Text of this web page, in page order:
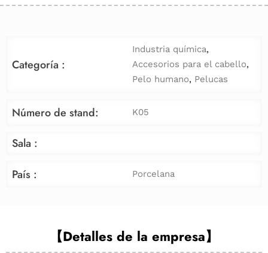
Categoría :
Industria química,
Accesorios para el cabello,
Pelo humano, Pelucas
Número de stand: K05
Sala :
País :
Porcelana
【Detalles de la empresa】